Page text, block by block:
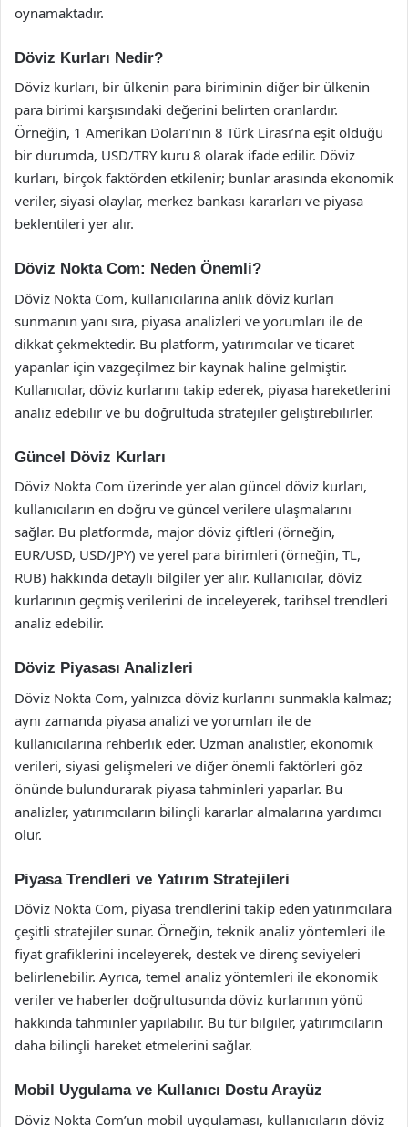
oynamaktadır.
Döviz Kurları Nedir?
Döviz kurları, bir ülkenin para biriminin diğer bir ülkenin
para birimi karşısındaki değerini belirten oranlardır.
Örneğin, 1 Amerikan Doları’nın 8 Türk Lirası’na eşit olduğu
bir durumda, USD/TRY kuru 8 olarak ifade edilir. Döviz
kurları, birçok faktörden etkilenir; bunlar arasında ekonomik
veriler, siyasi olaylar, merkez bankası kararları ve piyasa
beklentileri yer alır.
Döviz Nokta Com: Neden Önemli?
Döviz Nokta Com, kullanıcılarına anlık döviz kurları
sunmanın yanı sıra, piyasa analizleri ve yorumları ile de
dikkat çekmektedir. Bu platform, yatırımcılar ve ticaret
yapanlar için vazgeçilmez bir kaynak haline gelmiştir.
Kullanıcılar, döviz kurlarını takip ederek, piyasa hareketlerini
analiz edebilir ve bu doğrultuda stratejiler geliştirebilirler.
Güncel Döviz Kurları
Döviz Nokta Com üzerinde yer alan güncel döviz kurları,
kullanıcıların en doğru ve güncel verilere ulaşmalarını
sağlar. Bu platformda, major döviz çiftleri (örneğin,
EUR/USD, USD/JPY) ve yerel para birimleri (örneğin, TL,
RUB) hakkında detaylı bilgiler yer alır. Kullanıcılar, döviz
kurlarının geçmiş verilerini de inceleyerek, tarihsel trendleri
analiz edebilir.
Döviz Piyasası Analizleri
Döviz Nokta Com, yalnızca döviz kurlarını sunmakla kalmaz;
aynı zamanda piyasa analizi ve yorumları ile de
kullanıcılarına rehberlik eder. Uzman analistler, ekonomik
verileri, siyasi gelişmeleri ve diğer önemli faktörleri göz
önünde bulundurarak piyasa tahminleri yaparlar. Bu
analizler, yatırımcıların bilinçli kararlar almalarına yardımcı
olur.
Piyasa Trendleri ve Yatırım Stratejileri
Döviz Nokta Com, piyasa trendlerini takip eden yatırımcılara
çeşitli stratejiler sunar. Örneğin, teknik analiz yöntemleri ile
fiyat grafiklerini inceleyerek, destek ve direnç seviyeleri
belirlenebilir. Ayrıca, temel analiz yöntemleri ile ekonomik
veriler ve haberler doğrultusunda döviz kurlarının yönü
hakkında tahminler yapılabilir. Bu tür bilgiler, yatırımcıların
daha bilinçli hareket etmelerini sağlar.
Mobil Uygulama ve Kullanıcı Dostu Arayüz
Döviz Nokta Com’un mobil uygulaması, kullanıcıların döviz